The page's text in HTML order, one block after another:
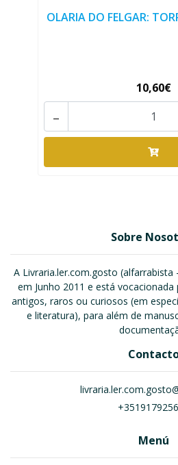
OLARIA DO FELGAR:
10,60€
-
Sobre
A Livraria.ler.com.gosto
em Junho 2011 e está
antigos, raros ou curiosos (em
e literatura), para além de
Menú